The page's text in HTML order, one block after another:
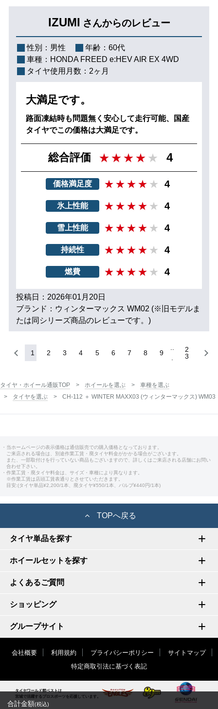
IZUMI さんからのレビュー
性別： 男性 年齢： 60代
車種： HONDA FREED e:HEV AIR EX 4WD
タイヤ使用月数： 2ヶ月
大満足です。
路面凍結時も問題無く安心して走行可能、国産
タイヤでこの価格は大満足です。
総合評価 4
価格満足度 4
氷上性能 4
雪上性能 4
持続性 4
燃費 4
投稿日：2026年01月20日
ブランド：ウィンターマックス WM02 (※旧モデルま
たは同シリーズ商品のレビューです。)
1 2 3 4 5 6 7 8 9
2
3
合計金額(税込)
タイヤ・ホイール通販TOP ホイールを選ぶ
車種を選ぶ
タイヤを選ぶ
CH-112 ＋ WINTER MAXX03 (ウィンターマックス) WM03
・当ホームページの表示価格は通信販売での購入価格となっております。
ご来店される場合は、別途作業工賃・廃タイヤ料金がかかる場合がございます。
また、一部取付けを行っていない商品もございますので、詳しくはご来店される店舗にお問い
合わせ下さい。
・作業工賃・廃タイヤ料金は、サイズ・車種により異なります。
※作業工賃は店頭工賃表通りとさせていただきます。
目安:(タイヤ単品¥2,200/1本、廃タイヤ¥550/1本、バルブ¥440円/1本)
TOPへ戻る
タイヤ単品を探す
ホイールセットを探す
よくあるご質問
ショッピング
グループサイト
会社概要 利用規約 プライバシーポリシー
サイトマップ
特定商取引法に基づく表記
タイヤワールド館ベストは
宮城で活躍するプロスポーツを応援しています。